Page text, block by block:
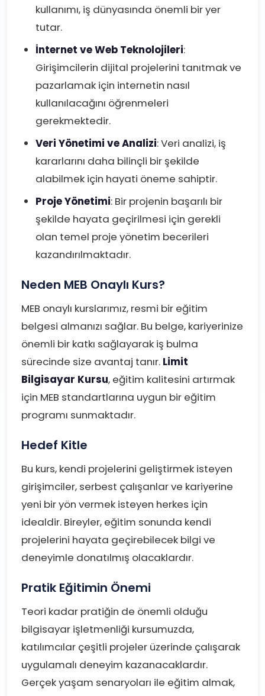
kullanımı, iş dünyasında önemli bir yer
tutar.
İnternet ve Web Teknolojileri:
Girişimcilerin dijital projelerini tanıtmak ve
pazarlamak için internetin nasıl
kullanılacağını öğrenmeleri
gerekmektedir.
Veri Yönetimi ve Analizi: Veri analizi, iş
kararlarını daha bilinçli bir şekilde
alabilmek için hayati öneme sahiptir.
Proje Yönetimi: Bir projenin başarılı bir
şekilde hayata geçirilmesi için gerekli
olan temel proje yönetim becerileri
kazandırılmaktadır.
Neden MEB Onaylı Kurs?
MEB onaylı kurslarımız, resmi bir eğitim
belgesi almanızı sağlar. Bu belge, kariyerinize
önemli bir katkı sağlayarak iş bulma
sürecinde size avantaj tanır. Limit
Bilgisayar Kursu, eğitim kalitesini artırmak
için MEB standartlarına uygun bir eğitim
programı sunmaktadır.
Hedef Kitle
Bu kurs, kendi projelerini geliştirmek isteyen
girişimciler, serbest çalışanlar ve kariyerine
yeni bir yön vermek isteyen herkes için
idealdir. Bireyler, eğitim sonunda kendi
projelerini hayata geçirebilecek bilgi ve
deneyimle donatılmış olacaklardır.
Pratik Eğitimin Önemi
Teori kadar pratiğin de önemli olduğu
bilgisayar işletmenliği kursumuzda,
katılımcılar çeşitli projeler üzerinde çalışarak
uygulamalı deneyim kazanacaklardır.
Gerçek yaşam senaryoları ile eğitim almak,